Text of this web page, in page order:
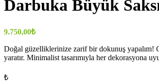
Darbuka Büyük
9.750,00₺
Doğal güzelliklerinize zarif bir dokunuş yapalım!
yaratır. Minimalist tasarımıyla her dekorasyona
₺